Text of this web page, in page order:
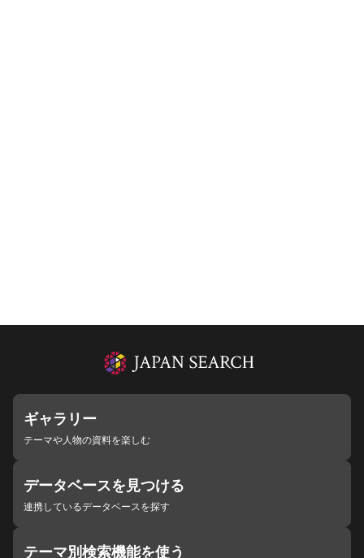
ギャラリー
テーマや人物の資料を楽しむ
データベースを見つける
連携しているデータベースを探す
テーマ別検索機能を使う